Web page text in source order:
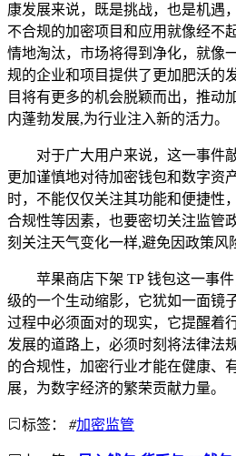
康发展来说，既是挑战，也是机遇
不合规的加密项目和应用就像经不
情地淘汰，市场将得到净化，就像
规的企业和项目提供了更加肥沃的
目将有更多的机会脱颖而出，推动
内蓬勃发展,为行业注入新的活力。
对于广大用户来说，这一事件
更加谨慎地对待加密钱包和数字资
时，不能仅仅关注其功能和便捷性
合规性等因素，也要密切关注监管
刻关注天气变化一样,避免因政策风
苹果商店下架 TP 钱包这一事
级的一个生动缩影，它犹如一面镜
过程中必须面对的现实，它提醒着
发展的道路上，必须时刻将法律法
的合规性，加密行业才能在健康、
展，为数字经济的繁荣贡献力量。
标签： #加密监管